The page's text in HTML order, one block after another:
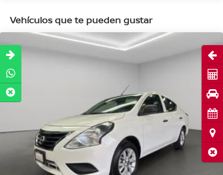
Vehículos que te pueden gustar